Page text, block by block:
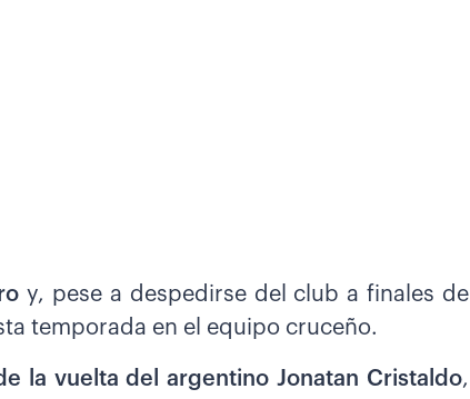
y, pese a despedirse del club a finales de
temporada en el equipo cruceño.
la vuelta del argentino Jonatan Cristaldo,